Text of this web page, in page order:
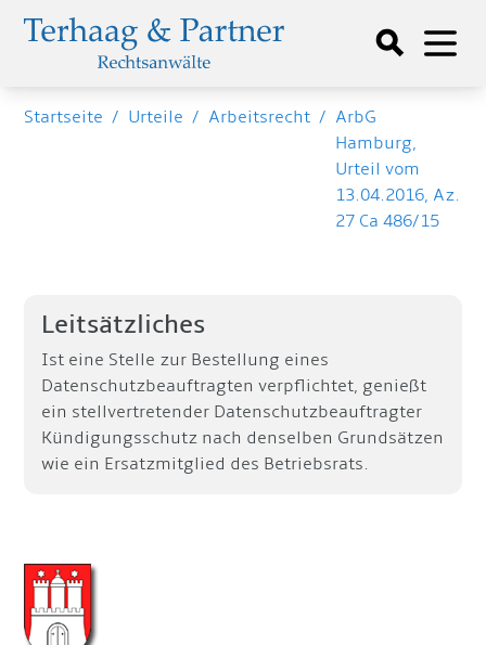
Startseite / Urteile / Arbeitsrecht / ArbG
Hamburg,
Urteil vom
13.04.2016, Az.
27 Ca 486/15
Leitsätzliches
Ist eine Stelle zur Bestellung eines
Datenschutzbeauftragten verpflichtet, genießt
ein stellvertretender Datenschutzbeauftragter
Kündigungsschutz nach denselben Grundsätzen
wie ein Ersatzmitglied des Betriebsrats.